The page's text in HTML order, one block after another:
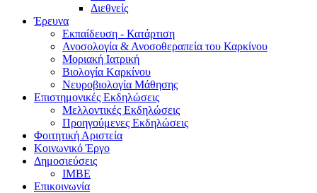
Διεθνείς
Έρευνα
Εκπαίδευση - Κατάρτιση
Ανοσολογία & Ανοσοθεραπεία του Καρκίνου
Μοριακή Ιατρική
Βιολογία Kαρκίνου
Νευροβιολογία Μάθησης
Επιστημονικές Εκδηλώσεις
Μελλοντικές Εκδηλώσεις
Προηγούμενες Εκδηλώσεις
Φοιτητική Αριστεία
Κοινωνικό Έργο
Δημοσιεύσεις
ΙΜΒΕ
Επικοινωνία